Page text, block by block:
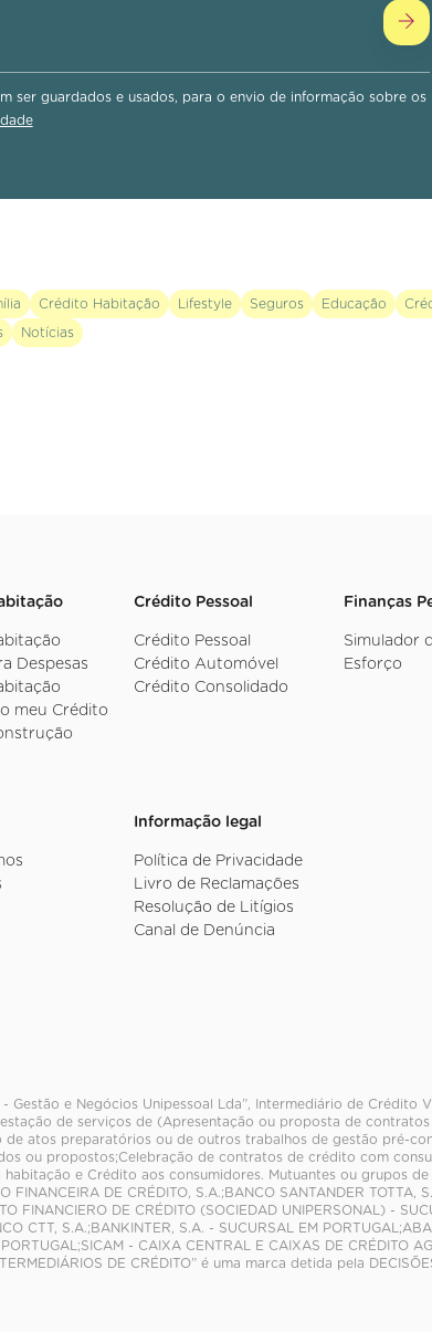
ser guardados e usados, para o envio de informação sobre os
Crédito Habitação Lifestyle Seguros Educação
Notícias
Despesas
meu Crédito
Crédito Pessoal
Crédito Pessoal
Crédito Automóvel
Crédito Consolidado
Finanças
Simulador
Esforço
Informação legal
Política de Privacidade
Livro de Reclamações
Resolução de Litígios
Canal de Denúncia
- Gestão e Negócios Unipessoal Lda”, Intermediário de
de serviços de (Apresentação ou proposta de
de atos preparatórios ou de outros trabalhos de gestão pré-
ou propostos;Celebração de contratos de crédito com
e Crédito aos consumidores. Mutuantes ou grupos
FINANCEIRA DE CRÉDITO, S.A.;BANCO SANTANDER TOTTA,
FINANCIERO DE CRÉDITO (SOCIEDAD UNIPERSONAL) -
CTT, S.A.;BANKINTER, S.A. - SUCURSAL EM
- CAIXA CENTRAL E CAIXAS DE CRÉDITO
DE CRÉDITO” é uma marca detida pela